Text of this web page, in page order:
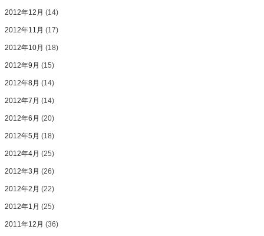
2012年12月 (14)
2012年11月 (17)
2012年10月 (18)
2012年9月 (15)
2012年8月 (14)
2012年7月 (14)
2012年6月 (20)
2012年5月 (18)
2012年4月 (25)
2012年3月 (26)
2012年2月 (22)
2012年1月 (25)
2011年12月 (36)